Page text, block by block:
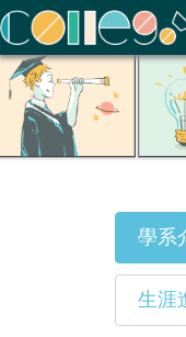
ColleGo! 大學選才與高
學系
生涯